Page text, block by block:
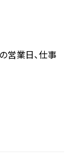
営業日、仕事